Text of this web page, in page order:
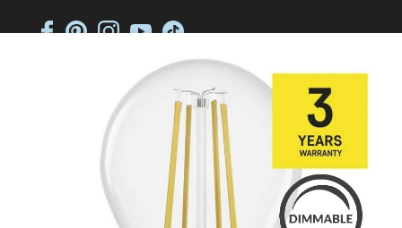
ul. Jana Długosza 2
51-162 Wrocław
sklep@neoled.pl